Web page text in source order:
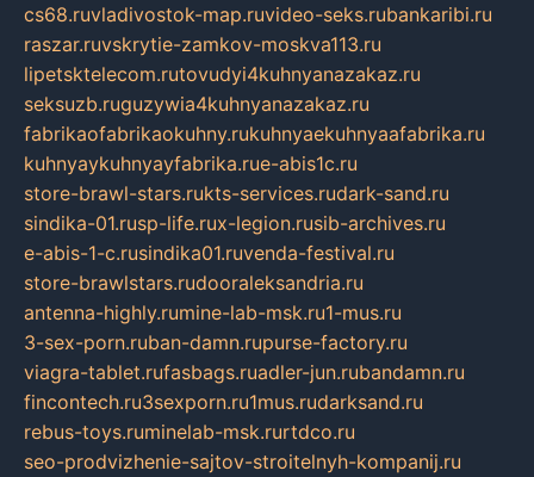
cs68.ruvladivostok-map.ruvideo-seks.rubankaribi.ru
raszar.ruvskrytie-zamkov-moskva113.ru
lipetsktelecom.rutovudyi4kuhnyanazakaz.ru
seksuzb.ruguzywia4kuhnyanazakaz.ru
fabrikaofabrikaokuhny.rukuhnyaekuhnyaafabrika.ru
kuhnyaykuhnyayfabrika.rue-abis1c.ru
store-brawl-stars.rukts-services.rudark-sand.ru
sindika-01.rusp-life.rux-legion.rusib-archives.ru
e-abis-1-c.rusindika01.ruvenda-festival.ru
store-brawlstars.rudooraleksandria.ru
antenna-highly.rumine-lab-msk.ru1-mus.ru
3-sex-porn.ruban-damn.rupurse-factory.ru
viagra-tablet.rufasbags.ruadler-jun.rubandamn.ru
fincontech.ru3sexporn.ru1mus.rudarksand.ru
rebus-toys.ruminelab-msk.rurtdco.ru
seo-prodvizhenie-sajtov-stroitelnyh-kompanij.ru